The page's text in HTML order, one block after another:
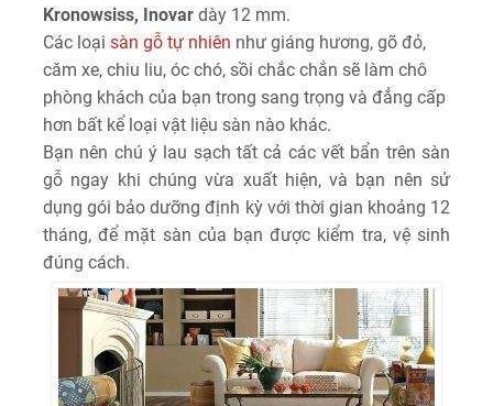
Kronowsiss, Inovar dày 12 mm.
Các loại sàn gỗ tự nhiên như giáng hương, gõ đỏ,
căm xe, chiu liu, óc chó, sồi chắc chắn sẽ làm chô
phòng khách của bạn trong sang trọng và đẳng cấp
hơn bất kể loại vật liệu sàn nào khác.
Bạn nên chú ý lau sạch tất cả các vết bẩn trên sàn
gỗ ngay khi chúng vừa xuất hiện, và bạn nên sử
dụng gói bảo dưỡng định kỳ với thời gian khoảng 12
tháng, để mặt sàn của bạn được kiểm tra, vệ sinh
đúng cách.